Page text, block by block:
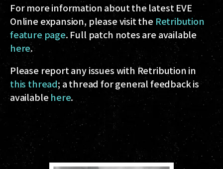
For more information about the latest EVE
Online expansion, please visit the Retribution
feature page. Full patch notes are available
here.
Please report any issues with Retribution in
this thread; a thread for general feedback is
available here.